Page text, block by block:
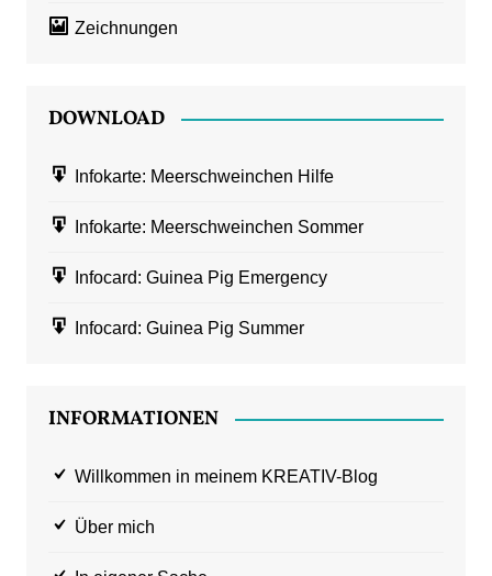
Zeichnungen
DOWNLOAD
Infokarte: Meerschweinchen Hilfe
Infokarte: Meerschweinchen Sommer
Infocard: Guinea Pig Emergency
Infocard: Guinea Pig Summer
INFORMATIONEN
Willkommen in meinem KREATIV-Blog
Über mich